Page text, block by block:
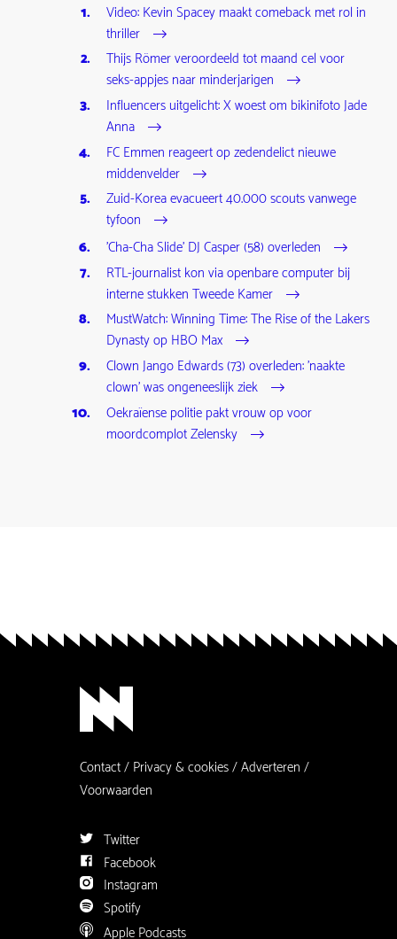
Video: Kevin Spacey maakt comeback met rol in
thriller
Thijs Römer veroordeeld tot maand cel voor
seks-appjes naar minderjarigen
Influencers uitgelicht: X woest om bikinifoto Jade
Anna
FC Emmen reageert op zedendelict nieuwe
middenvelder
Zuid-Korea evacueert 40.000 scouts vanwege
tyfoon
'Cha-Cha Slide' DJ Casper (58) overleden
RTL-journalist kon via openbare computer bij
interne stukken Tweede Kamer
MustWatch: Winning Time: The Rise of the Lakers
Dynasty op HBO Max
Clown Jango Edwards (73) overleden: 'naakte
clown' was ongeneeslijk ziek
Oekraïense politie pakt vrouw op voor
moordcomplot Zelensky
Contact Privacy & cookies Adverteren
Voorwaarden
Twitter
Facebook
Instagram
Spotify
Apple Podcasts